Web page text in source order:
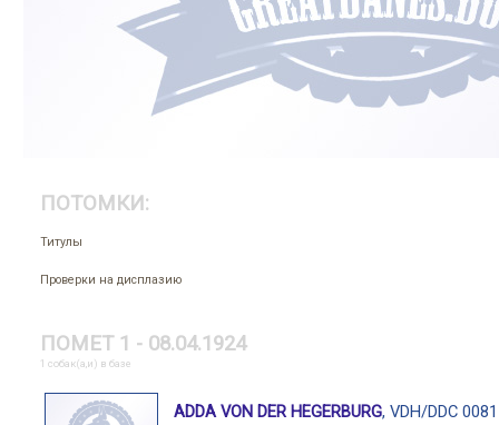
ПОТОМКИ:
Титулы
Проверки на дисплазию
ПОМЕТ 1 - 08.04.1924
1 собак(а,и) в базе
ADDA VON DER HEGERBURG, VDH/DDC